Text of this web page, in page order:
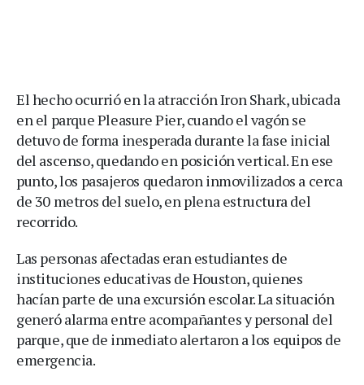
El hecho ocurrió en la atracción Iron Shark, ubicada
en el parque Pleasure Pier, cuando el vagón se
detuvo de forma inesperada durante la fase inicial
del ascenso, quedando en posición vertical. En ese
punto, los pasajeros quedaron inmovilizados a cerca
de 30 metros del suelo, en plena estructura del
recorrido.
Las personas afectadas eran estudiantes de
instituciones educativas de Houston, quienes
hacían parte de una excursión escolar. La situación
generó alarma entre acompañantes y personal del
parque, que de inmediato alertaron a los equipos de
emergencia.